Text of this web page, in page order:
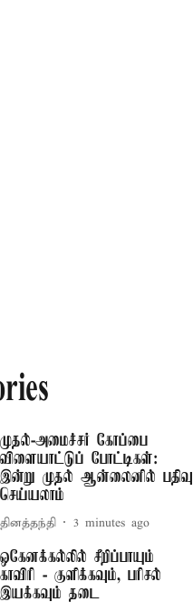
முதல்-அமைச்சர் கோப்பை
விளையாட்டுப் போட்டிகள்:
இன்று முதல் ஆன்லைனில் பதிவு
செய்யலாம்
தினத்தந்தி 3 minutes ago
ஒகேனக்கல்லில் சீறிப்பாயும்
காவிரி - குளிக்கவும், பரிசல்
இயக்கவும் தடை